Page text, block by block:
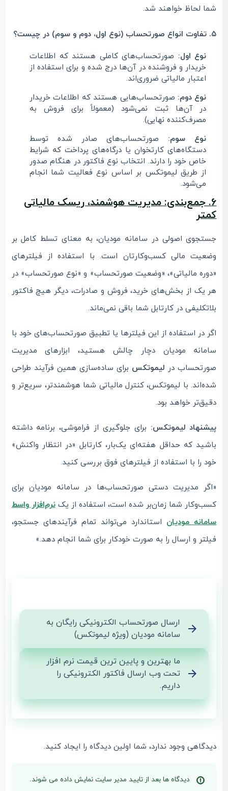
شما لحاظ خواهند شد.
۵. تفاوت انواع صورتحساب (نوع اول، دوم و سوم) در چیست؟
نوع اول: صورتحساب‌های کاملی هستند که اطلاعات
خریدار و فروشنده در آن‌ها درج شده و برای استفاده از
اعتبار مالیاتی ضروری‌اند.
نوع دوم: صورتحساب‌هایی هستند که اطلاعات خریدار
در آن‌ها ثبت نمی‌شود (معمولاً برای فروش به
مصرف‌کننده نهایی).
نوع سوم: صورتحساب‌های صادر شده توسط
دستگاه‌های کارتخوان یا درگاه‌های پرداخت که شرایط
خاص خود را دارند. انتخاب نوع فاکتور در هنگام صدور
از طریق لیموتکس بر اساس نوع فعالیت شما انجام
می‌شود.
6. جمع‌بندی: مدیریت هوشمند، ریسک مالیاتی
کمتر
جستجوی اصولی در سامانه مودیان، به معنای تسلط کامل بر
وضعیت مالی کسب‌وکارتان است. با استفاده از فیلترهای
«دوره مالیاتی»، «وضعیت صورتحساب» و «نوع صورتحساب» در
هر یک از بخش‌های خرید، فروش و صادرات، دیگر هیچ فاکتور
بلاتکلیفی در کارتابل شما باقی نمی‌ماند.
اگر در استفاده از این فیلترها یا تطبیق صورتحساب‌های خود با
سامانه مودیان دچار چالش هستید، ابزارهای مدیریت
صورتحساب در لیموتکس برای ساده‌سازی همین فرآیند طراحی
شده‌اند. با لیموتکس، کنترل مالیاتی شما هوشمندتر، سریع‌تر و
دقیق‌تر خواهد بود.
پیشنهاد لیموتکس: برای جلوگیری از فراموشی، برنامه داشته
باشید که حداقل هفته‌ای یک‌بار، کارتابل «در انتظار واکنش»
خود را با استفاده از فیلترهای فوق بررسی کنید.
«اگر مدیریت دستی صورتحساب‌ها در سامانه مودیان برای
کسب‌وکار شما زمان‌بر شده است، استفاده از یکنرم‌افزار واسط
سامانه مودیان استاندارد می‌تواند تمام فرآیندهای جستجو،
فیلتر و ارسال را به صورت خودکار برای شما انجام دهد.»
ارسال صورتحساب الکترونیکی رایگان به
سامانه مودیان (ویژه لیموتکس)
ما بهترین و پایین ترین قیمت نرم افزار
تحت وب ارسال فاکتور الکترونیکی را
داریم.
دیدگاهی وجود ندارد، شما اولین دیدگاه را ایجاد کنید.
دیدگاه ها بعد از تایید مدیر سایت نمایش داده می شوند.